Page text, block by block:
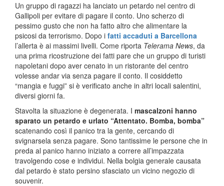
Un gruppo di ragazzi ha lanciato un petardo nel centro di
Gallipoli per evitare di pagare il conto. Uno scherzo di
pessimo gusto che non ha fatto altro che alimentare la
psicosi da terrorismo. Dopo i fatti accaduti a Barcellona
l’allerta è ai massimi livelli. Come riporta Telerama News, da
una prima ricostruzione dei fatti pare che un gruppo di turisti
napoletani dopo aver cenato in un ristorante del centro
volesse andar via senza pagare il conto. Il cosiddetto
“mangia e fuggi” si è verificato anche in altri locali salentini,
diversi giorni fa.
Stavolta la situazione è degenerata. I mascalzoni hanno
sparato un petardo e urlato “Attentato. Bomba, bomba”
scatenando così il panico tra la gente, cercando di
svignarsela senza pagare. Sono tantissime le persone che in
preda al panico hanno iniziato a correre all’impazzata
travolgendo cose e individui. Nella bolgia generale causata
dal petardo è stato persino sfasciato un vicino negozio di
souvenir.